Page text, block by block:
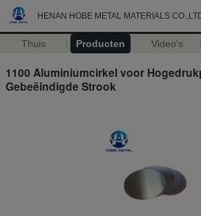
HENAN HOBE METAL MATERIALS
Thuis Producten Video's
1100 Aluminiumcirkel voor
Gebeëindigde Strook